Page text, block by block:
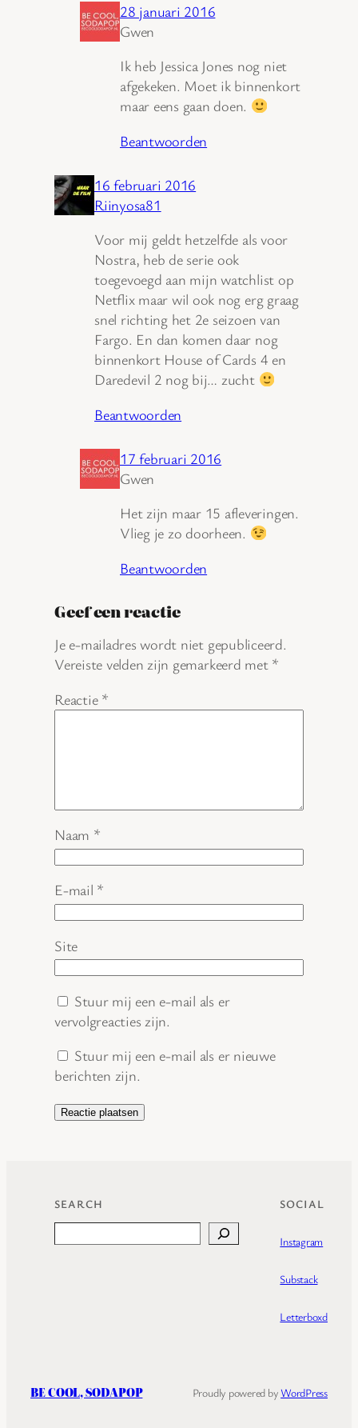
28 januari 2016
Gwen
Ik heb Jessica Jones nog niet
afgekeken. Moet ik binnenkort
maar eens gaan doen.
Beantwoorden
16 februari 2016
Riinyosa81
Voor mij geldt hetzelfde als voor
Nostra, heb de serie ook
toegevoegd aan mijn watchlist op
Netflix maar wil ook nog erg graag
snel richting het 2e seizoen van
Fargo. En dan komen daar nog
binnenkort House of Cards 4 en
Daredevil 2 nog bij… zucht
Beantwoorden
17 februari 2016
Gwen
Het zijn maar 15 afleveringen.
Vlieg je zo doorheen.
Beantwoorden
Geef een reactie
Je e-mailadres wordt niet gepubliceerd.
Vereiste velden zijn gemarkeerd met *
Reactie *
Naam *
E-mail *
Site
Stuur mij een e-mail als er
vervolgreacties zijn.
Stuur mij een e-mail als er nieuwe
berichten zijn.
SEARCH SOCIAL
Instagram
Substack
Letterboxd
BE COOL, SODAPOP Proudly powered byWordPress